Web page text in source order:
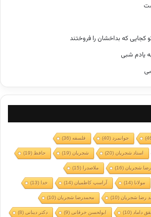
کجایی که بداخشان را فروختند
یادم شبی
جوانمرد (40) فلسفه(36)
استاد شجریان(20) شجریان(19) حافظ (19)
شجریان(16) ملاصدرا (15)
مولانا (14) آراسپ کاظمیان(14) خدا (13)
رضا شجریان(10) محمدرضا شجریان(10)
داماد (10) ابولحسن خرقانی(9) دکتر دینانی(8)